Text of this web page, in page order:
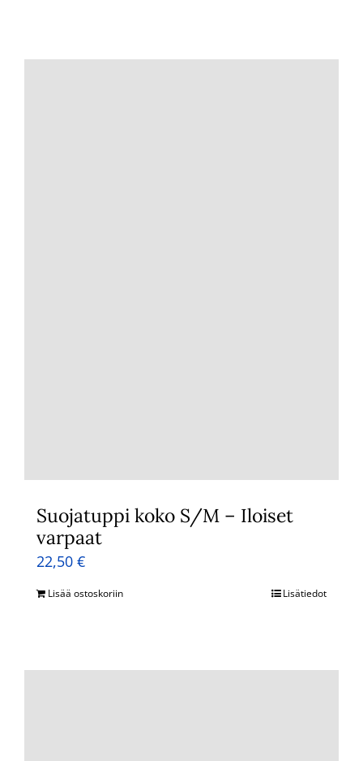
Suojatuppi koko S/M – Iloiset
varpaat
22,50 €
Lisää ostoskoriin Lisätiedot